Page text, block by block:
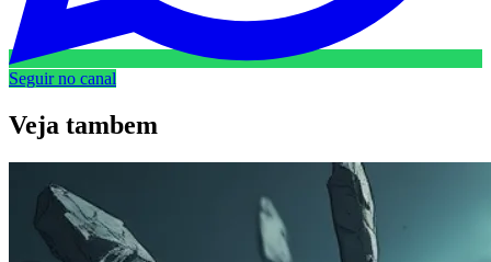
Seguir no canal
Veja tambem